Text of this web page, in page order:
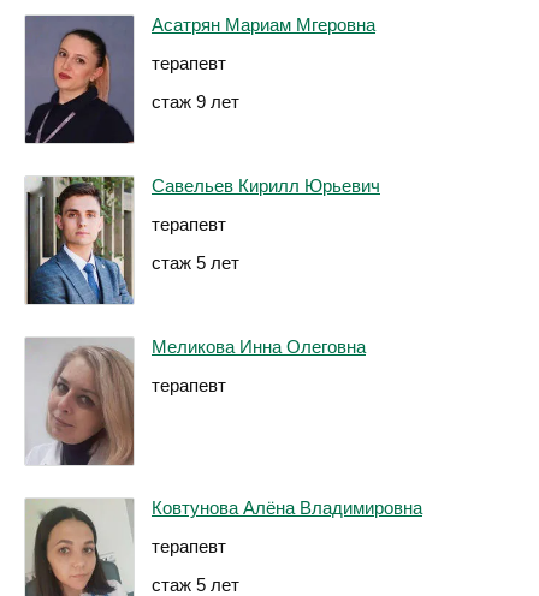
Асатрян Мариам Мгеровна
терапевт
стаж 9 лет
Савельев Кирилл Юрьевич
терапевт
стаж 5 лет
Меликова Инна Олеговна
терапевт
Ковтунова Алёна Владимировна
терапевт
стаж 5 лет